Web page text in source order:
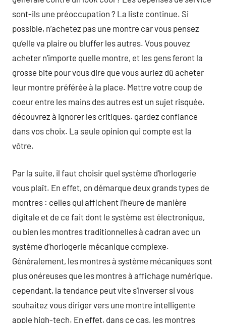
sont-ils une préoccupation ? La liste continue. Si
possible, n’achetez pas une montre car vous pensez
qu’elle va plaire ou bluffer les autres. Vous pouvez
acheter n’importe quelle montre, et les gens feront la
grosse bite pour vous dire que vous auriez dû acheter
leur montre préférée à la place. Mettre votre coup de
coeur entre les mains des autres est un sujet risquée.
découvrez à ignorer les critiques. gardez confiance
dans vos choix. La seule opinion qui compte est la
vôtre.
Par la suite, il faut choisir quel système d’horlogerie
vous plaît. En effet, on démarque deux grands types de
montres : celles qui affichent l’heure de manière
digitale et de ce fait dont le système est électronique,
ou bien les montres traditionnelles à cadran avec un
système d’horlogerie mécanique complexe.
Généralement, les montres à système mécaniques sont
plus onéreuses que les montres à affichage numérique.
cependant, la tendance peut vite s’inverser si vous
souhaitez vous diriger vers une montre intelligente
apple high-tech. En effet, dans ce cas, les montres